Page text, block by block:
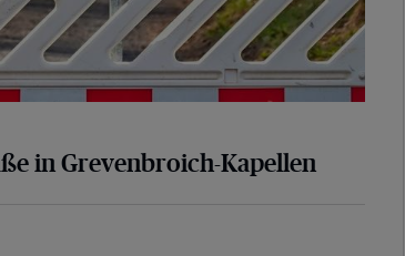
in Grevenbroich-Kapellen